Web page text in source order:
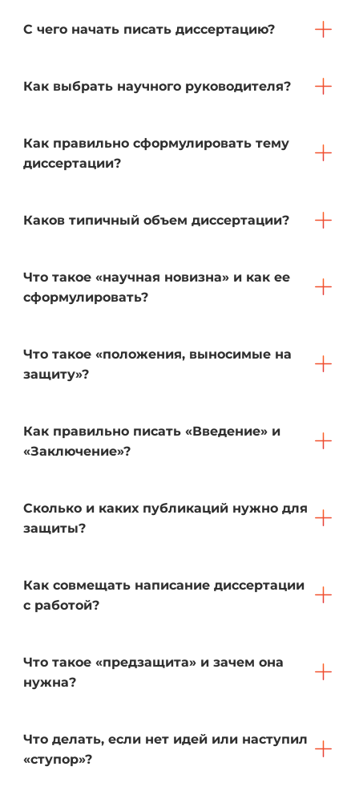
С чего начать писать диссертацию?
Как выбрать научного руководителя?
Как правильно сформулировать тему
диссертации?
Каков типичный объем диссертации?
Что такое «научная новизна» и как ее
сформулировать?
Что такое «положения, выносимые на
защиту»?
Как правильно писать «Введение» и
«Заключение»?
Сколько и каких публикаций нужно для
защиты?
Как совмещать написание диссертации
с работой?
Что такое «предзащита» и зачем она
нужна?
Что делать, если нет идей или наступил
«ступор»?